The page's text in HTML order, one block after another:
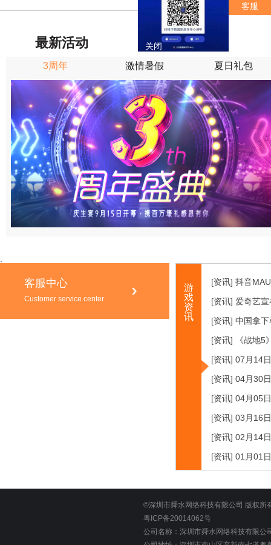
最新活动
3周年 激情暑假 夏日礼包
客服中心
Customer service center
游
戏
资
讯
[资讯] 抖音
[资讯] 爱奇艺
[资讯] 中国拿
[资讯] 《战地5
[资讯] 07月14
[资讯] 04月30
[资讯] 04月05
[资讯] 03月16
[资讯] 02月14
[资讯] 01月01
©深圳市舜水网络科技有限公司 版权所
粤ICP备20014062号
公司名称：深圳市舜水网络科技有限公
客服
关闭